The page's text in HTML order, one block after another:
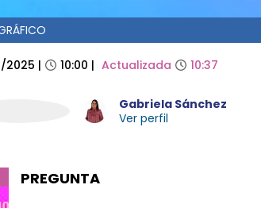
2025 | 10:00 | Actualizada 10:37
Gabriela Sánchez
Ver perfil
PREGUNTA